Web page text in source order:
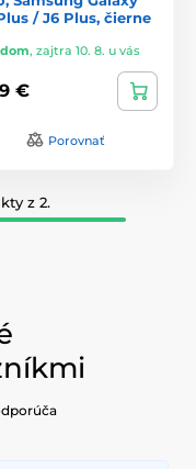
/ J6 Plus, čierne
, zajtra 10. 8. u vás
€
Porovnať
z 2.